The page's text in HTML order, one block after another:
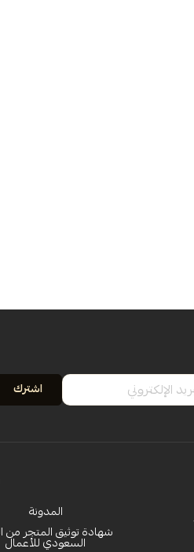
اشترك
المدونة
شهادة توثيق المتجر من
السعودي للأعمال